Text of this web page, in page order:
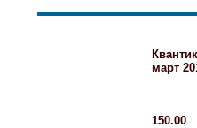
март
150.00